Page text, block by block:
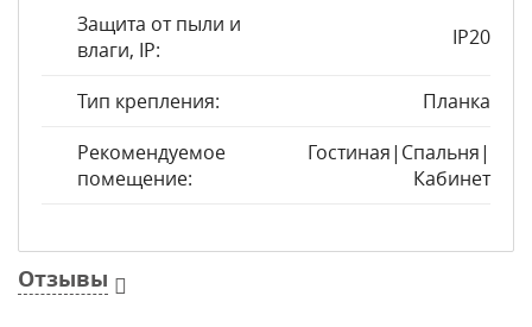
Защита от пыли и
влаги, IP:
IP20
Тип крепления:
Планка
Рекомендуемое
помещение:
Гостиная|Спальня|
Кабинет
Отзывы